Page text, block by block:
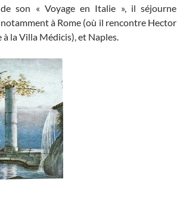
son « Voyage en Italie », il séjourne
à Rome (où il rencontre Hector
la Villa Médicis), et Naples.